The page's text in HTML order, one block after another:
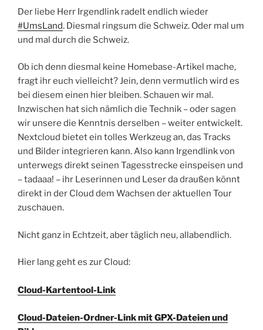
Der liebe Herr Irgendlink radelt endlich wieder
#UmsLand. Diesmal ringsum die Schweiz. Oder mal um
und mal durch die Schweiz.
Ob ich denn diesmal keine Homebase-Artikel mache,
fragt ihr euch vielleicht? Jein, denn vermutlich wird es
bei diesem einen hier bleiben. Schauen wir mal.
Inzwischen hat sich nämlich die Technik – oder sagen
wir unsere die Kenntnis derselben – weiter entwickelt.
Nextcloud bietet ein tolles Werkzeug an, das Tracks
und Bilder integrieren kann. Also kann Irgendlink von
unterwegs direkt seinen Tagesstrecke einspeisen und
– tadaaa! – ihr Leserinnen und Leser da draußen könnt
direkt in der Cloud dem Wachsen der aktuellen Tour
zuschauen.
Nicht ganz in Echtzeit, aber täglich neu, allabendlich.
Hier lang geht es zur Cloud:
Cloud-Kartentool-Link
Cloud-Dateien-Ordner-Link mit GPX-Dateien und